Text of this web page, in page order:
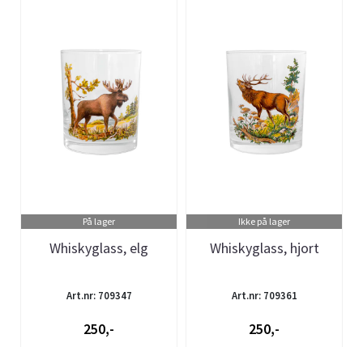
På lager
Whiskyglass, elg
Art.nr: 709347
250,-
Ikke på lager
Whiskyglass, hjort
Art.nr: 709361
250,-